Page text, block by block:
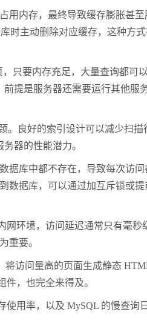
内存，最终导致缓存膨胀甚
主动删除对应缓存，这种方
只要内存充足，大量查询都可
提是服务器还需要运行其他服
良好的索引设计可以减少扫描
器的性能潜力。
库中都不存在，导致每次访问
据库，可以通过加互斥锁或
环境，访问延迟通常只有毫秒
重要。
访问量高的页面生成静态
，也完全来得及。
用率，以及 MySQL 的慢查询